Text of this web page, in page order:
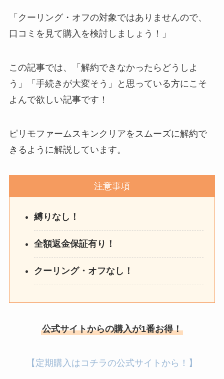
解約できない？バロニー
を電話から解約する方法
を完全攻略
「クーリング・オフの対象ではありませんので、
口コミを見て購入を検討しましょう！」
この記事では、「解約できなかったらどうしよ
う」「手続きが大変そう」と思っている方にこそ
よんで欲しい記事です！
ピリモファームスキンクリアをスムーズに解約で
きるように解説しています。
注意事項
縛りなし！
全額返金保証有り！
クーリング・オフなし！
公式サイトからの購入が1番お得！
【定期購入はコチラの公式サイトから！】